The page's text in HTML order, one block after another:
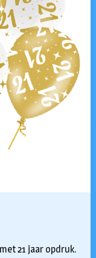
21 jaar opdruk.